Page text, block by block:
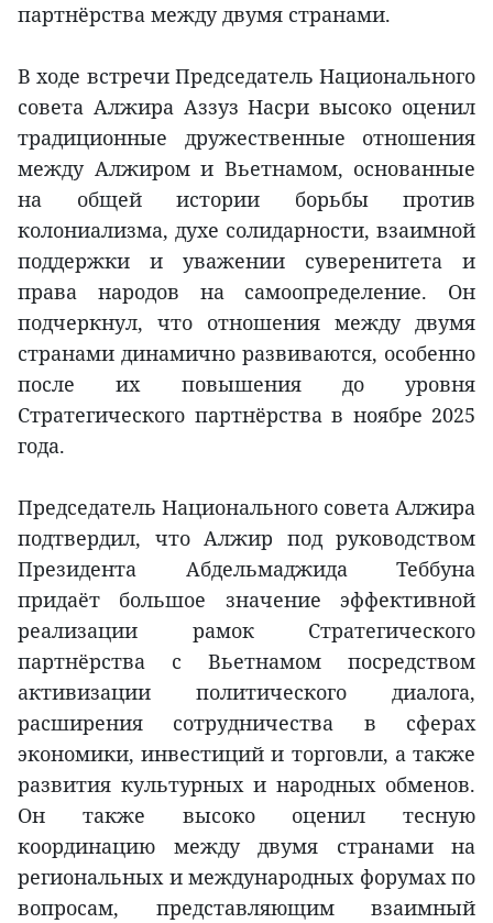
партнёрства между двумя странами.
В ходе встречи Председатель Национального
совета Алжира Аззуз Насри высоко оценил
традиционные дружественные отношения
между Алжиром и Вьетнамом, основанные
на общей истории борьбы против
колониализма, духе солидарности, взаимной
поддержки и уважении суверенитета и
права народов на самоопределение. Он
подчеркнул, что отношения между двумя
странами динамично развиваются, особенно
после их повышения до уровня
Стратегического партнёрства в ноябре 2025
года.
Председатель Национального совета Алжира
подтвердил, что Алжир под руководством
Президента Абдельмаджида Теббуна
придаёт большое значение эффективной
реализации рамок Стратегического
партнёрства с Вьетнамом посредством
активизации политического диалога,
расширения сотрудничества в сферах
экономики, инвестиций и торговли, а также
развития культурных и народных обменов.
Он также высоко оценил тесную
координацию между двумя странами на
региональных и международных форумах по
вопросам, представляющим взаимный